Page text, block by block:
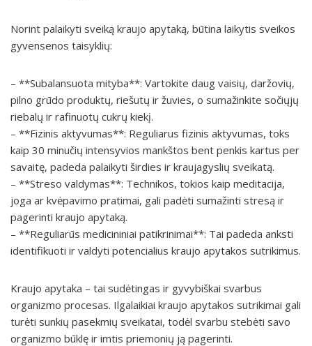
Norint palaikyti sveiką kraujo apytaką, būtina laikytis sveikos
gyvensenos taisyklių:
– **Subalansuota mityba**: Vartokite daug vaisių, daržovių,
pilno grūdo produktų, riešutų ir žuvies, o sumažinkite sočiųjų
riebalų ir rafinuotų cukrų kiekį.
– **Fizinis aktyvumas**: Reguliarus fizinis aktyvumas, toks
kaip 30 minučių intensyvios mankštos bent penkis kartus per
savaitę, padeda palaikyti širdies ir kraujagyslių sveikatą.
– **Streso valdymas**: Technikos, tokios kaip meditacija,
joga ar kvėpavimo pratimai, gali padėti sumažinti stresą ir
pagerinti kraujo apytaką.
– **Reguliarūs medicininiai patikrinimai**: Tai padeda anksti
identifikuoti ir valdyti potencialius kraujo apytakos sutrikimus.
Kraujo apytaka – tai sudėtingas ir gyvybiškai svarbus
organizmo procesas. Ilgalaikiai kraujo apytakos sutrikimai gali
turėti sunkių pasekmių sveikatai, todėl svarbu stebėti savo
organizmo būklę ir imtis priemonių ją pagerinti.